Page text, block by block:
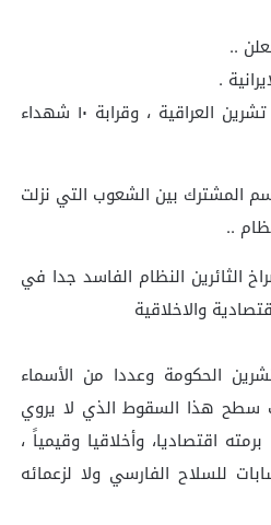
..
وقرابة ٥٠٠ شهيد في ثورة تشرين العراقية ، وقرابة ١٠ شهداء
المشترك بين الشعوب التي نزلت
..
الثائرين النظام الفاسد جدا في
والاخلاقية
الحكومة وعددا من الأسماء
سطح هذا السقوط الذي لا يروي
اقتصاديا، وأخلاقيا وقيمياً ،
للسلاح الفارسي ولا لزعمائه